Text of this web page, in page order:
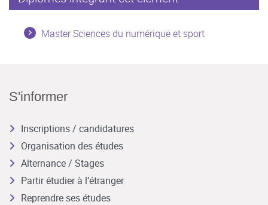
Master Sciences du numérique et sport
S'informer
Inscriptions / candidatures
Organisation des études
Alternance / Stages
Partir étudier à l’étranger
Reprendre ses études